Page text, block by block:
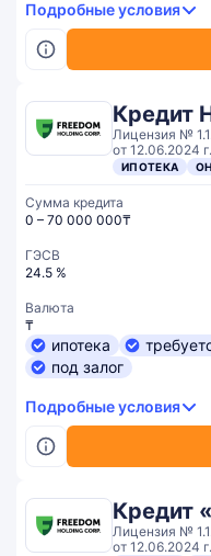
Подробные условия
Кредит
Лицензия №
от 12.06.2024 г.
ИПОТЕКА
Сумма кредита
0 – 70 000 000₸
ГЭСВ
24.5 %
Валюта
₸
ипотека
под залог
Подробные условия
Кредит
Лицензия №
от 12.06.2024 г.